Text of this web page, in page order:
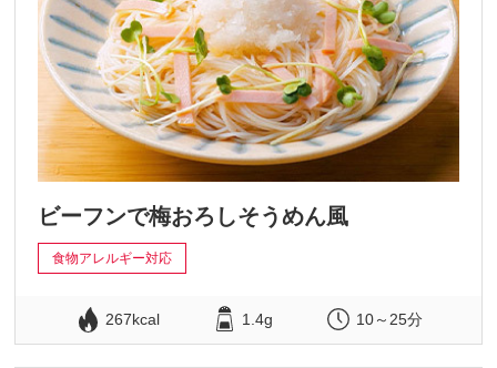
ビーフンで梅おろしそうめん風
食物アレルギー対応
267kcal 1.4g 10～25分